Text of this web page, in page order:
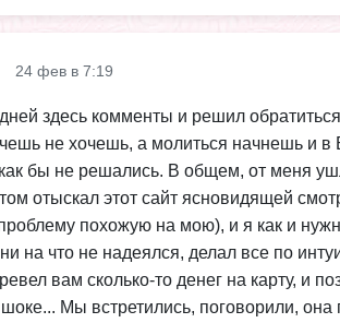
24 фев в 7:19
здесь комменты и решил
не хочешь, а молиться начнешь и
бы не решались. В общем, от меня
отыскал этот сайт ясновидящей
похожую на мою), и я как и
на что не надеялся, делал все по
вам сколько-то денег на карту, и
Мы встретились, поговорили,